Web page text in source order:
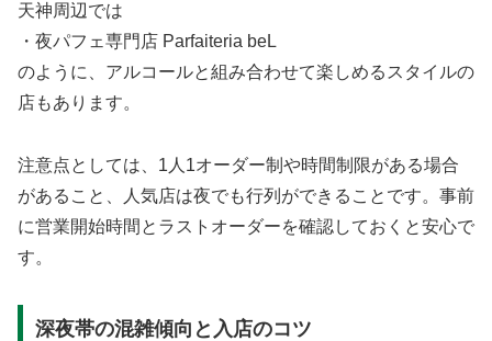
天神周辺では
・夜パフェ専門店 Parfaiteria beL
のように、アルコールと組み合わせて楽しめるスタイルの
店もあります。
注意点としては、1人1オーダー制や時間制限がある場合
があること、人気店は夜でも行列ができることです。事前
に営業開始時間とラストオーダーを確認しておくと安心で
す。
深夜帯の混雑傾向と入店のコツ